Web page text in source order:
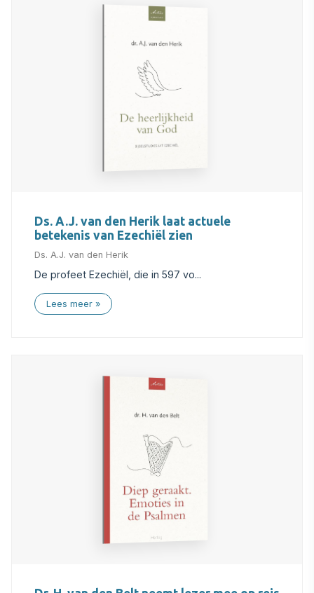
Ds. A.J. van den Herik laat actuele
betekenis van Ezechiël zien
Ds. A.J. van den Herik
De profeet Ezechiël, die in 597 vo...
Lees meer